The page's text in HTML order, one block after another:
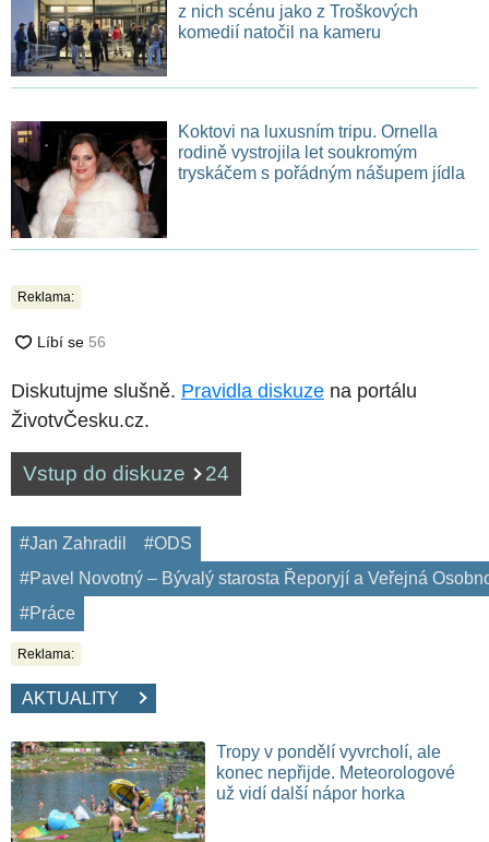
z nich scénu jako z Troškových
komedií natočil na kameru
Koktovi na luxusním tripu. Ornella
rodině vystrojila let soukromým
tryskáčem s pořádným nášupem jídla
Reklama:
Diskutujme slušně. Pravidla diskuze na portálu
ŽivotvČesku.cz.
Vstup do diskuze 24
#Jan Zahradil
#ODS
#Pavel Novotný – Bývalý starosta Řeporyjí a Veřejná
#Práce
Reklama:
AKTUALITY
Tropy v pondělí vyvrcholí, ale
konec nepřijde. Meteorologové
už vidí další nápor horka